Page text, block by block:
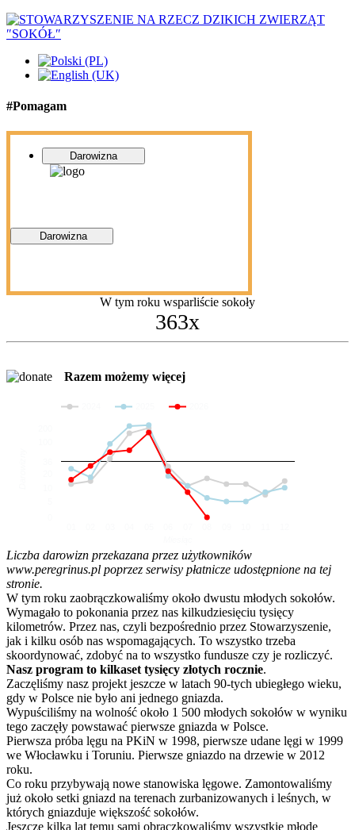
#Pomagam
Darowizna
Darowizna
W tym roku wsparliście sokoły
363x
Razem możemy więcej
Liczba darowizn przekazana przez użytkowników
www.peregrinus.pl poprzez serwisy płatnicze udostępnione na tej
stronie.
W tym roku zaobrączkowaliśmy około dwustu młodych sokołów.
Wymagało to pokonania przez nas kilkudziesięciu tysięcy
kilometrów. Przez nas, czyli bezpośrednio przez Stowarzyszenie,
jak i kilku osób nas wspomagających. To wszystko trzeba
skoordynować, zdobyć na to wszystko fundusze czy je rozliczyć.
Nasz program to kilkaset tysięcy złotych rocznie.
Zaczęliśmy nasz projekt jeszcze w latach 90-tych ubiegłego wieku,
gdy w Polsce nie było ani jednego gniazda.
Wypuściliśmy na wolność około 1 500 młodych sokołów w wyniku
tego zaczęły powstawać pierwsze gniazda w Polsce.
Pierwsza próba lęgu na PKiN w 1998, pierwsze udane lęgi w 1999
we Włocławku i Toruniu. Pierwsze gniazdo na drzewie w 2012
roku.
Co roku przybywają nowe stanowiska lęgowe. Zamontowaliśmy
już około setki gniazd na terenach zurbanizowanych i leśnych, w
których gniazduje większość sokołów.
Jeszcze kilka lat temu sami obrączkowaliśmy wszystkie młode